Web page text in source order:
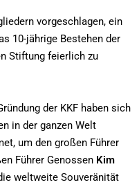
vorgeschlagen, ein
10-jährige Bestehen der
Stiftung feierlich zu
der KKF haben sich
in der ganzen Welt
um den großen Führer
Führer Genossen Kim
weltweite Souveränität